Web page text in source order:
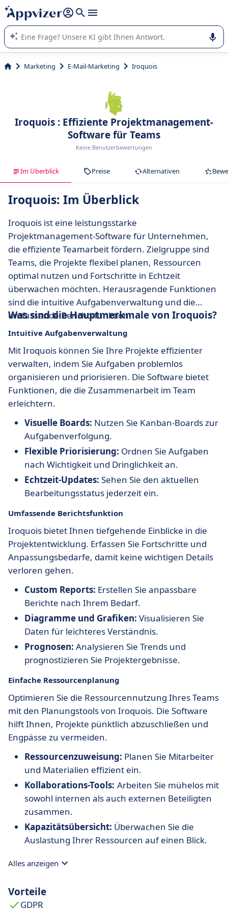
beantworten (mehrere Zeilen mit
Die KI von Appvizer führt Sie bei der Nutzung oder Auswahl
von SaaS-Software in Unternehmen.
Marketing E-Mail-Marketing Iroquois
Iroquois : Effiziente Projektmanagement-
Software für Teams
Keine Benutzerbewertungen
Im Überblick Preise Alternativen
Iroquois: Im Überblick
Iroquois ist eine leistungsstarke
Projektmanagement-Software für Unternehmen,
die effiziente Teamarbeit fördern. Zielgruppe sind
Teams, die Projekte flexibel planen, Ressourcen
optimal nutzen und Fortschritte in Echtzeit
überwachen möchten. Herausragende Funktionen
sind die intuitive Aufgabenverwaltung und die
umfassende Berichtsfunktion.
Was sind die Hauptmerkmale von Iroquois?
Intuitive Aufgabenverwaltung
Mit Iroquois können Sie Ihre Projekte effizienter
verwalten, indem Sie Aufgaben problemlos
organisieren und priorisieren. Die Software bietet
Funktionen, die die Zusammenarbeit im Team
erleichtern.
Visuelle Boards: Nutzen Sie Kanban-Boards zur
Aufgabenverfolgung.
Flexible Priorisierung: Ordnen Sie Aufgaben
nach Wichtigkeit und Dringlichkeit an.
Echtzeit-Updates: Sehen Sie den aktuellen
Bearbeitungsstatus jederzeit ein.
Umfassende Berichtsfunktion
Iroquois bietet Ihnen tiefgehende Einblicke in die
Projektentwicklung. Erfassen Sie Fortschritte und
Anpassungsbedarfe, damit keine wichtigen Details
verloren gehen.
Custom Reports: Erstellen Sie anpassbare
Berichte nach Ihrem Bedarf.
Diagramme und Grafiken: Visualisieren Sie
Daten für leichteres Verständnis.
Prognosen: Analysieren Sie Trends und
prognostizieren Sie Projektergebnisse.
Einfache Ressourcenplanung
Optimieren Sie die Ressourcennutzung Ihres Teams
mit den Planungstools von Iroquois. Die Software
hilft Ihnen, Projekte pünktlich abzuschließen und
Engpässe zu vermeiden.
Ressourcenzuweisung: Planen Sie Mitarbeiter
und Materialien effizient ein.
Kollaborations-Tools: Arbeiten Sie mühelos mit
sowohl internen als auch externen Beteiligten
zusammen.
Kapazitätsübersicht: Überwachen Sie die
Auslastung Ihrer Ressourcen auf einen Blick.
Alles anzeigen
Vorteile
GDPR